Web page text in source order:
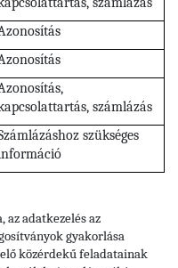
számlázás
szükséges
az adatkezelés az
gyakorlása
közérdekű feladatainak